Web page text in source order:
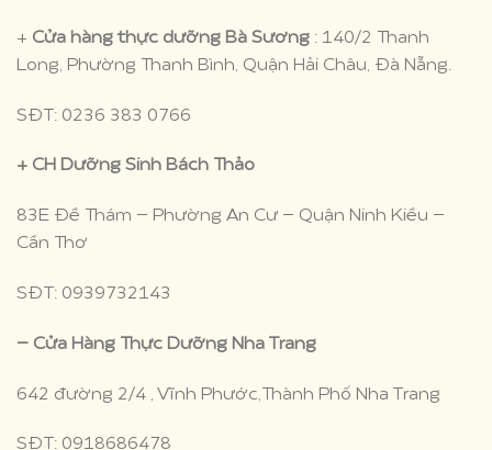
+ Cửa hàng thực dưỡng Bà Sương : 140/2 Thanh
Long, Phường Thanh Bình, Quận Hải Châu, Đà Nẵng.
SĐT: 0236 383 0766
+ CH Dưỡng Sinh Bách Thảo
83E Đề Thám – Phường An Cư – Quận Ninh Kiều –
Cần Thơ
SĐT: 0939732143
– Cửa Hàng Thực Dưỡng Nha Trang
642 đường 2/4 , Vĩnh Phước,Thành Phố Nha Trang
SĐT: 0918686478